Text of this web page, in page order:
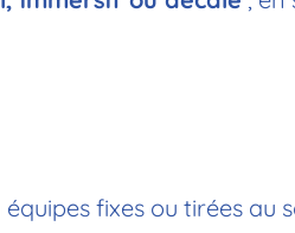
fixes ou tirées au